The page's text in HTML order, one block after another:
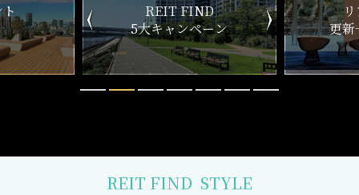
ペーン
リアルタイム
更新一覧チェック
REIT FIND STYLE